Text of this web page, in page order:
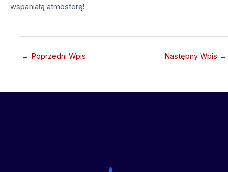
wspaniałą atmosferę!
← Poprzedni Wpis Następny Wpis →